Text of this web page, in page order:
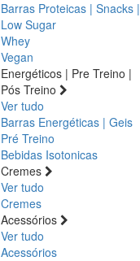
Barras Proteicas | Snacks |
Low Sugar
Whey
Vegan
Energéticos | Pre Treino |
Pós Treino
Ver tudo
Barras Energéticas | Geis
Pré Treino
Bebidas Isotonicas
Cremes
Ver tudo
Cremes
Acessórios
Ver tudo
Acessórios